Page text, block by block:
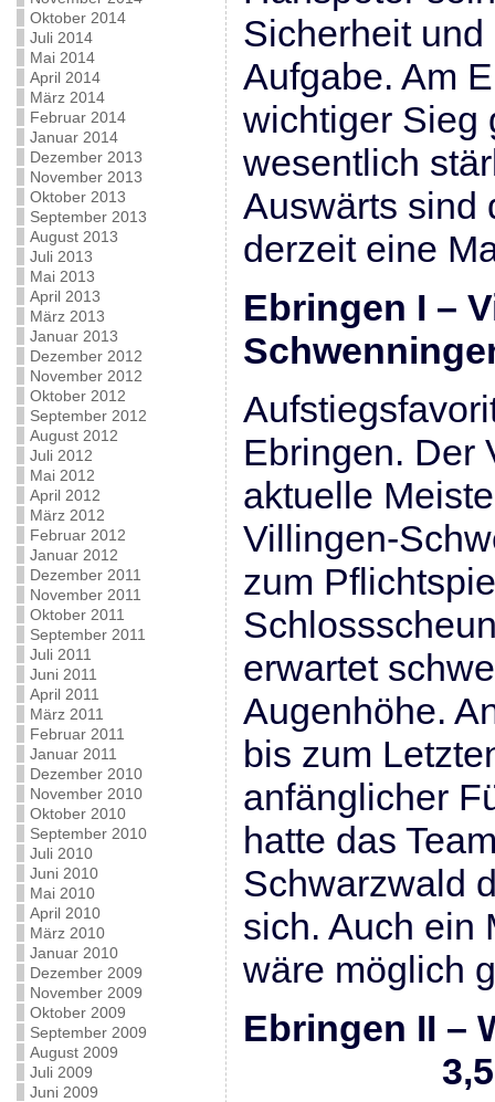
Oktober 2014
Juli 2014
Mai 2014
April 2014
März 2014
Februar 2014
Januar 2014
Dezember 2013
November 2013
Oktober 2013
September 2013
August 2013
Juli 2013
Mai 2013
April 2013
März 2013
Januar 2013
Dezember 2012
November 2012
Oktober 2012
September 2012
August 2012
Juli 2012
Mai 2012
April 2012
März 2012
Februar 2012
Januar 2012
Dezember 2011
November 2011
Oktober 2011
September 2011
Juli 2011
Juni 2011
April 2011
März 2011
Februar 2011
Januar 2011
Dezember 2010
November 2010
Oktober 2010
September 2010
Juli 2010
Juni 2010
Mai 2010
April 2010
März 2010
Januar 2010
Dezember 2009
November 2009
Oktober 2009
September 2009
August 2009
Juli 2009
Juni 2009
Sicherheit
Aufgabe. Am
wichtiger Sieg
wesentlich
Auswärts sind
derzeit eine
Ebringen I –
Ebringen. Der
aktuelle
Villingen-
zum
erwartet
Augenhöhe.
bis zum
anfänglicher
hatte das
Schwarzwald
sich. Auch ein
wäre möglich
Ebringen II
3,5 :